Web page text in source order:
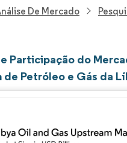
De Mercado
Participação do
de Petróleo e Gás da